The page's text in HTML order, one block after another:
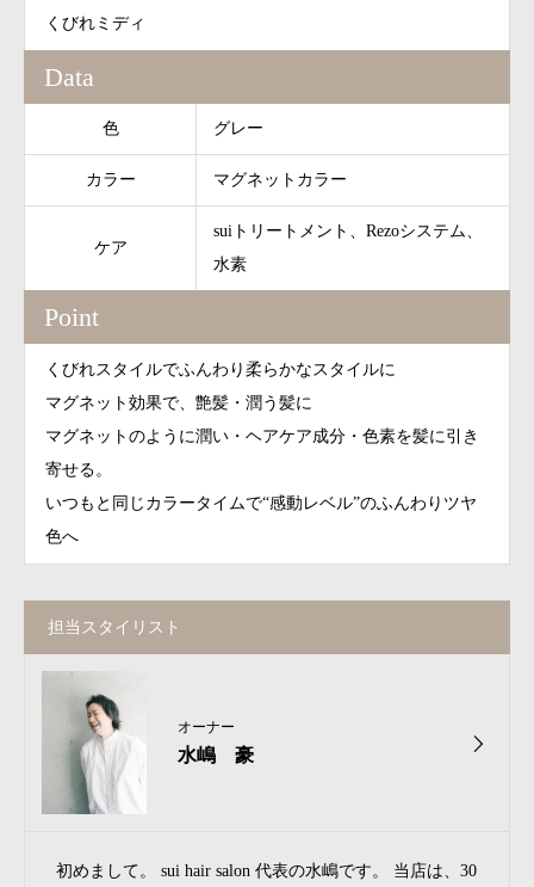
くびれミディ
Data
色 グレー
カラー マグネットカラー
ケア
suiトリートメント、Rezoシステム、
水素
Point
くびれスタイルでふんわり柔らかなスタイルに
マグネット効果で、艶髪・潤う髪に
マグネットのように潤い・ヘアケア成分・色素を髪に引き
寄せる。
いつもと同じカラータイムで“感動レベル”のふんわりツヤ
色へ
担当スタイリスト
オーナー
水嶋 豪
初めまして。 sui hair salon 代表の水嶋です。 当店は、30